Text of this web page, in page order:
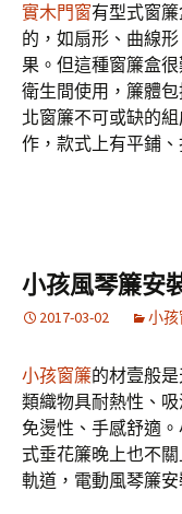
實木門窗有型式窗
的，如扇形、曲線
果。但這種窗簾盒
衛生間使用，簾體
北窗簾不可或缺的
作，款式上有平鋪
小孩風琴簾安
2017-03-02 小
小孩窗簾的材壹般
類織物具耐熱性、
免燙性、手感舒適
式垂花簾晚上也不
軌道，電動風琴簾